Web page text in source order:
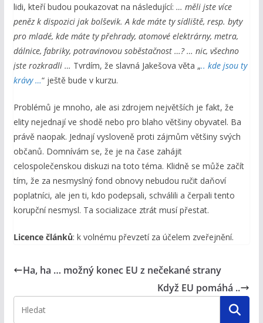
lidi, kteří budou poukazovat na následující: … měli jste více
peněz k dispozici jak bolševik. A kde máte ty sídliště, resp. byty
pro mladé, kde máte ty přehrady, atomové elektrárny, metra,
dálnice, fabriky, potravinovou soběstačnost …? … nic, všechno
jste rozkradli … Tvrdím, že slavná Jakešova věta „.. kde jsouty
krávy …“ ještě bude v kurzu.
Problémů je mnoho, ale asi zdrojem největších je fakt, že
elity nejednají ve shodě nebo pro blaho většiny obyvatel. Ba
právě naopak. Jednají vysloveně proti zájmům většiny svých
občanů. Domnívám se, že je na čase zahájit
celospolečenskou diskuzi na toto téma. Klidně se může začít
tím, že za nesmyslný fond obnovy nebudou ručit daňoví
poplatníci, ale jen ti, kdo podepsali, schválili a čerpali tento
korupční nesmysl. Ta socializace ztrát musí přestat.
Licence článků: k volnému převzetí za účelem zveřejnění.
Ha, ha … možný konec EU z nečekané strany
Když EU pomáhá ..